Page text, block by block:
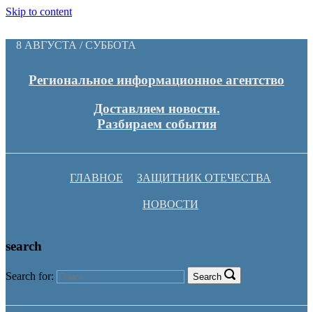
Skip to content
8 АВГУСТА / СУББОТА
Региональное информационное агентство
Доставляем новости.
Разбираем события
ГЛАВНОЕ ЗАЩИТНИК ОТЕЧЕСТВА
НОВОСТИ
search
Search for: Search